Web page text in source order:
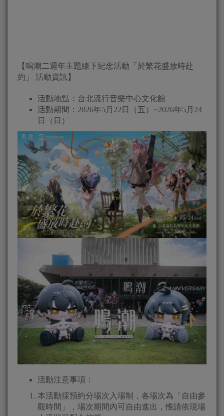
【鳴潮二週年主題線下紀念活動「於繁花盛放時赴
約」 活動資訊】
活動地點：台北流行音樂中心文化館
活動期間：2026年5月22日（五）~2026年5月24
日（日）
活動注意事項：
本活動採預約分場次入場制，各場次為「自由參
觀時間」，場次期間內可自由進出，惟請依現場